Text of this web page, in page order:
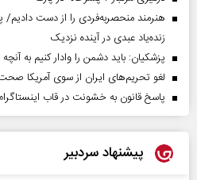
زنده‌یاد عبدی در آینده نزدیک
پزشکیان: باید دشمن را وادار کنیم به آنچه
لغو تحریم‌های ایران از سوی آمریکا
پاسخ قانون به خشونت در قاب
پیشنهاد سردبیر